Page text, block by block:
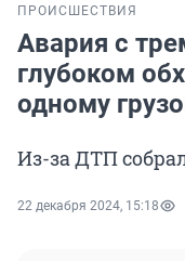
ПРОИСШЕСТВИЯ
Авария с
глубоком
одному
Из-за ДТП
22 декабря 2024, 15:18